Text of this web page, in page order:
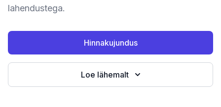
lahendustega.
Hinnakujundus
Loe lähemalt